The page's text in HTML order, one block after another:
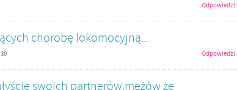
Odpowiedzi:
chorobę lokomocyjną...
Odpowiedzi:
swoich partnerów,mężów że